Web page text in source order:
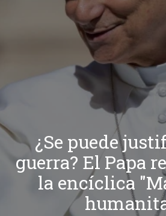
¿Se puede
guerra? El Papa
la encíclica